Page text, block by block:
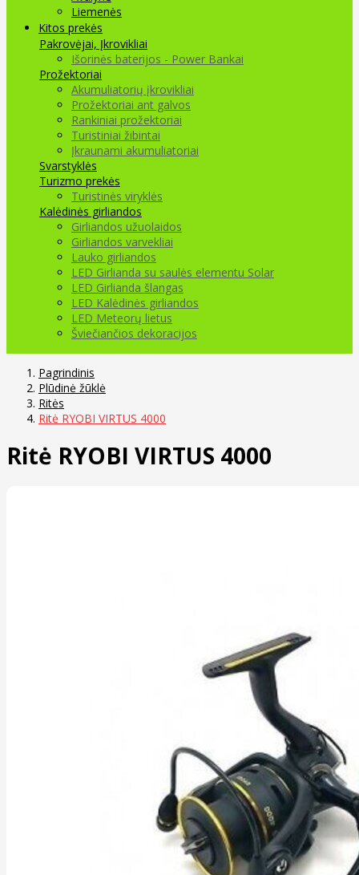
Liemenės
Kitos prekės
Pakrovėjai, Įkrovikliai
Išorinės baterijos - Power Bankai
Prožektoriai
Akumuliatorių įkrovikliai
Prožektoriai ant galvos
Rankiniai prožektoriai
Turistiniai žibintai
Įkraunami akumuliatoriai
Svarstyklės
Turizmo prekės
Turistinės viryklės
Kalėdinės girliandos
Girliandos užuolaidos
Girliandos varvekliai
Lauko girliandos
LED Girlianda su saulės elementu Solar
LED Girlianda šlangas
LED Kalėdinės girliandos
LED Meteorų lietus
Šviečiančios dekoracijos
Pagrindinis
Plūdinė žūklė
Ritės
Ritė RYOBI VIRTUS 4000
Ritė RYOBI VIRTUS 4000